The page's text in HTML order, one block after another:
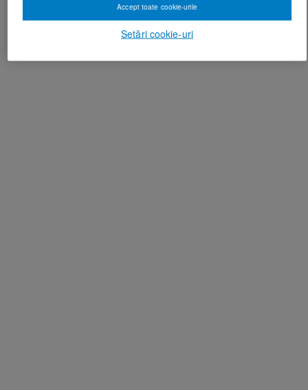
Setări cookie-uri
Accept toate cookie-urile